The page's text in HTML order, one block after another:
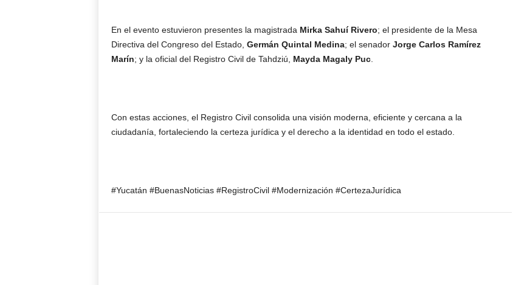
En el evento estuvieron presentes la magistrada Mirka Sahuí Rivero; el presidente de la Mesa
Directiva del Congreso del Estado, Germán Quintal Medina; el senador Jorge Carlos Ramírez
Marín; y la oficial del Registro Civil de Tahdziú, Mayda Magaly Puc.
Con estas acciones, el Registro Civil consolida una visión moderna, eficiente y cercana a la
ciudadanía, fortaleciendo la certeza jurídica y el derecho a la identidad en todo el estado.
#Yucatán #BuenasNoticias #RegistroCivil #Modernización #CertezaJurídica